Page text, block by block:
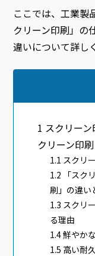
ここでは、工業製
クリーン印刷」の
違いについて詳し
1 スクリー
クリーン印
1.1 スクリ
1.2 「スク
刷」の違い
1.3 スクリ
る理由
1.4鮮やか
1.5 高い耐